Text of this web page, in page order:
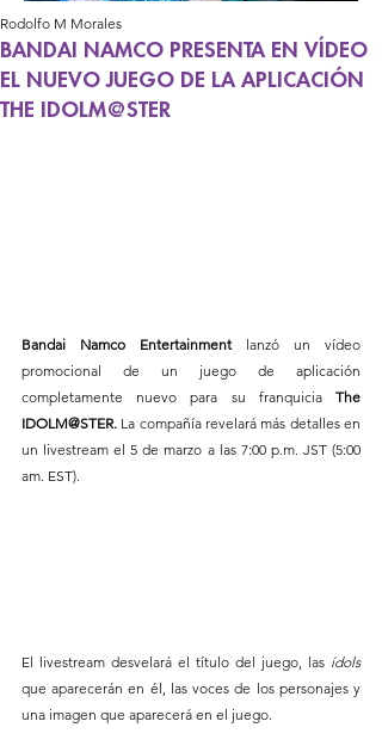
BANDAI NAMCO PRESENTA EN VÍDEO
EL NUEVO JUEGO DE LA APLICACIÓN
THE IDOLM@STER
Rodolfo M Morales
Bandai Namco Entertainment lanzó un vídeo
promocional de un juego de aplicación
completamente nuevo para su franquicia The
IDOLM@STER. La compañía revelará más detalles en
un livestream el 5 de marzo a las 7:00 p.m. JST (5:00
am. EST).
El livestream desvelará el título del juego, las
ídols
que aparecerán en él, las voces de los personajes y
una imagen que aparecerá en el juego.